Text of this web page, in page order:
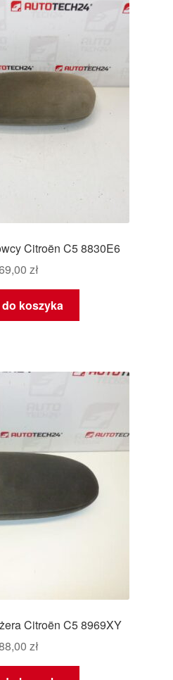
Citroën C5 8830E6
zł
koszyka
Citroën C5 8969XY
zł